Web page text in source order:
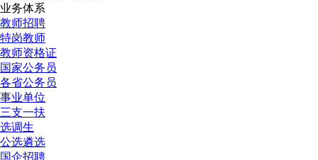
业务体系
教师招聘
特岗教师
教师资格证
国家公务员
各省公务员
事业单位
三支一扶
选调生
公选遴选
国企招聘